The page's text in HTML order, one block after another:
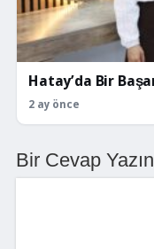
Hatay’da Bir
2 ay önce
Bir Cevap Yazın